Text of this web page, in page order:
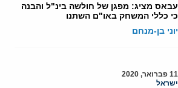
עבאס מציג: מפגן של חולשה בינ"ל והבנה
כי כללי המשחק באו"ם השתנו
יוני בן-מנחם
11 פברואר, 2020
ישראל